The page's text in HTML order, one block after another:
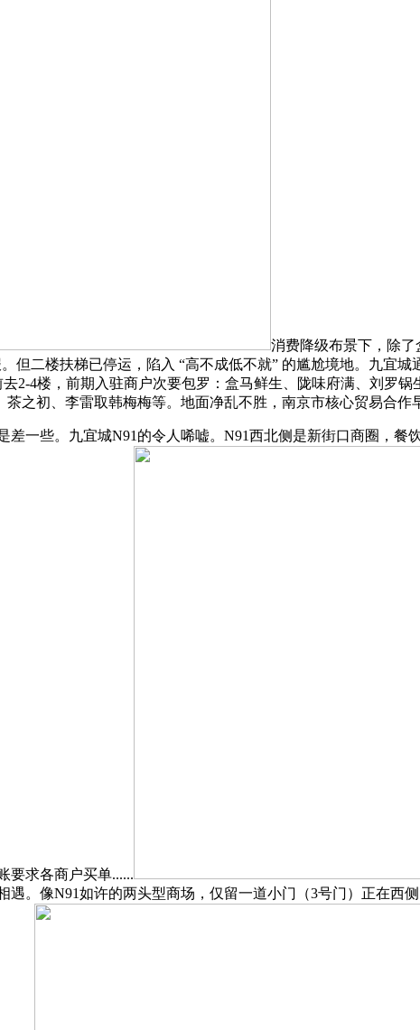
消费降级布景下，除
但二楼扶梯已停运，陷入 “高不成低不就” 的尴尬境地。九宜
2-4楼，前期入驻商户次要包罗：盒马鲜生、陇味府满、刘罗
之初、李雷取韩梅梅等。地面净乱不胜，南京市核心贸易合作
些。九宜城N91的令人唏嘘。N91西北侧是新街口商圈，餐
要求各商户买单......
。像N91如许的两头型商场，仅留一道小门（3号门）正在西